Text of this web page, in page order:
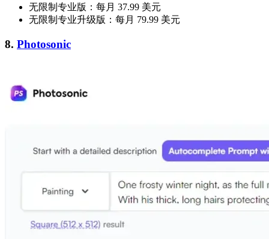
无限制专业版：每月 37.99 美元
无限制专业升级版：每月 79.99 美元
8. Photosonic